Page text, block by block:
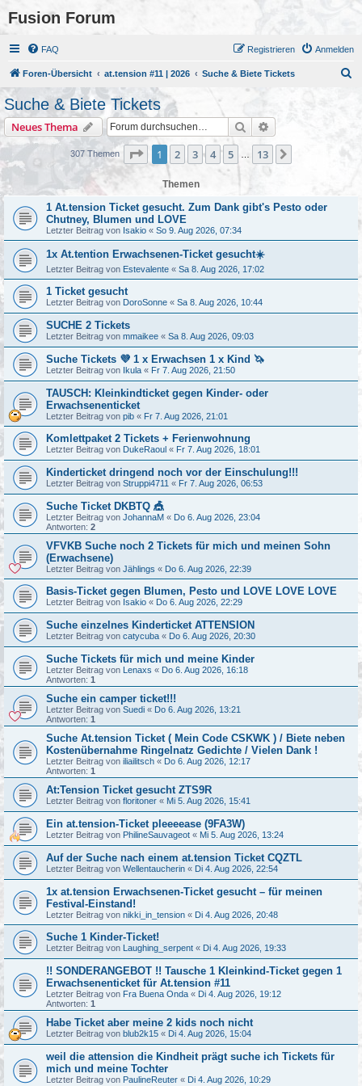
Fusion Forum
FAQ Anmelden
Registrieren
Foren-Übersicht at.tension #11 | 2026 Suche & Biete Tickets
Suche & Biete Tickets
Neues Thema Suche
307 Themen Seite 1von 13
1 2 3 4 5 13
Themen
1 At.tension Ticket gesucht. Zum Dank gibt's Pesto oder
Chutney, Blumen und LOVE
Letzter Beitrag von Isakio « So 9. Aug 2026, 07:34
1x At.tention Erwachsenen-Ticket gesucht☀️
Letzter Beitrag von Estevalente « Sa 8. Aug 2026, 17:02
1 Ticket gesucht
Letzter Beitrag von DoroSonne « Sa 8. Aug 2026, 10:44
SUCHE 2 Tickets
Letzter Beitrag von mmaikee « Sa 8. Aug 2026, 09:03
Suche Tickets 💜 1 x Erwachsen 1 x Kind 🦄
Letzter Beitrag von Ikula « Fr 7. Aug 2026, 21:50
TAUSCH: Kleinkindticket gegen Kinder- oder
Erwachsenenticket
Letzter Beitrag von pib « Fr 7. Aug 2026, 21:01
Komlettpaket 2 Tickets + Ferienwohnung
Letzter Beitrag von DukeRaoul « Fr 7. Aug 2026, 18:01
Kinderticket dringend noch vor der Einschulung!!!
Letzter Beitrag von Struppi4711 « Fr 7. Aug 2026, 06:53
Suche Ticket DKBTQ 🎪
Letzter Beitrag von JohannaM « Do 6. Aug 2026, 23:04
Antworten: 2
VFVKB Suche noch 2 Tickets für mich und meinen Sohn
(Erwachsene)
Letzter Beitrag von Jählings « Do 6. Aug 2026, 22:39
Basis-Ticket gegen Blumen, Pesto und LOVE LOVE LOVE
Letzter Beitrag von Isakio « Do 6. Aug 2026, 22:29
Suche einzelnes Kinderticket ATTENSION
Letzter Beitrag von catycuba « Do 6. Aug 2026, 20:30
Suche Tickets für mich und meine Kinder
Letzter Beitrag von Lenaxs « Do 6. Aug 2026, 16:18
Antworten: 1
Suche ein camper ticket!!!
Letzter Beitrag von Suedi « Do 6. Aug 2026, 13:21
Antworten: 1
Suche At.tension Ticket ( Mein Code CSKWK ) / Biete neben
Kostenübernahme Ringelnatz Gedichte / Vielen Dank !
Letzter Beitrag von iliailitsch « Do 6. Aug 2026, 12:17
Antworten: 1
At:Tension Ticket gesucht ZTS9R
Letzter Beitrag von floritoner « Mi 5. Aug 2026, 15:41
Ein at.tension-Ticket pleeeease (9FA3W)
Letzter Beitrag von PhilineSauvageot « Mi 5. Aug 2026, 13:24
Auf der Suche nach einem at.tension Ticket CQZTL
Letzter Beitrag von Wellentaucherin « Di 4. Aug 2026, 22:54
1x at.tension Erwachsenen-Ticket gesucht – für meinen
Festival-Einstand!
Letzter Beitrag von nikki_in_tension « Di 4. Aug 2026, 20:48
Suche 1 Kinder-Ticket!
Letzter Beitrag von Laughing_serpent « Di 4. Aug 2026, 19:33
!! SONDERANGEBOT !! Tausche 1 Kleinkind-Ticket gegen 1
Erwachsenenticket für At.tension #11
Letzter Beitrag von Fra Buena Onda « Di 4. Aug 2026, 19:12
Antworten: 1
Habe Ticket aber meine 2 kids noch nicht
Letzter Beitrag von blub2k15 « Di 4. Aug 2026, 15:04
weil die attension die Kindheit prägt suche ich Tickets für
mich und meine Tochter
Letzter Beitrag von PaulineReuter « Di 4. Aug 2026, 10:29